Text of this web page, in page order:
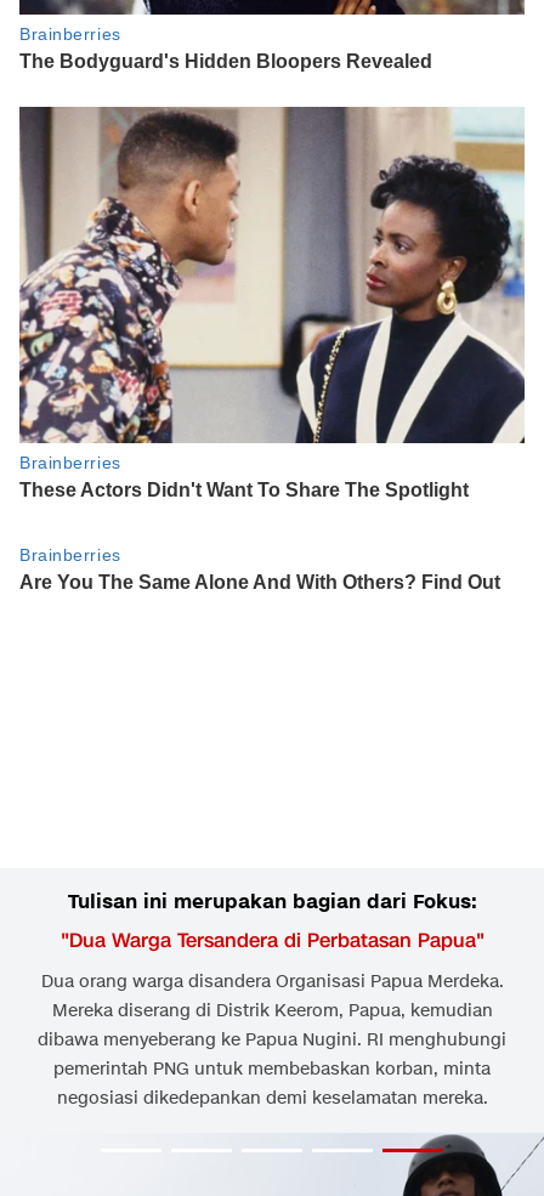
Tulisan ini merupakan bagian dari Fokus:
"Dua Warga Tersandera di Perbatasan Papua"
Dua orang warga disandera Organisasi Papua Merdeka.
Mereka diserang di Distrik Keerom, Papua, kemudian
dibawa menyeberang ke Papua Nugini. RI menghubungi
pemerintah PNG untuk membebaskan korban, minta
negosiasi dikedepankan demi keselamatan mereka.